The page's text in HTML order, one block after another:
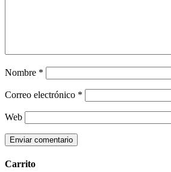
Nombre *
Correo electrónico *
Web
Carrito